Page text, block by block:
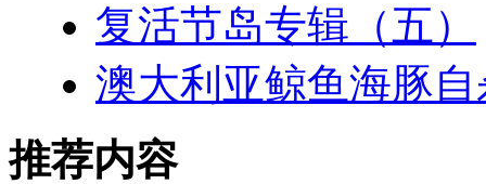
复活节岛专辑（五）
澳大利亚鲸鱼海豚自
推荐内容